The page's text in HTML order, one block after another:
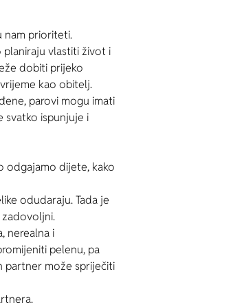
nam prioriteti.
vlastiti život i
dobiti prijeko
kao obitelj.
parovi mogu imati
svatko ispunjuje i
odgajamo dijete, kako
odudaraju. Tada je
nerealna i
pelenu, pa
partner može spriječiti